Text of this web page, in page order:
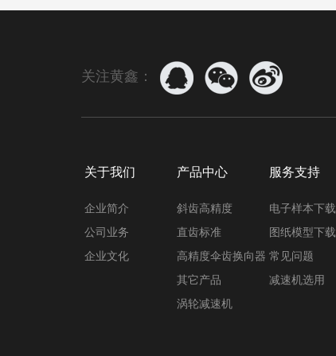
关注黄鑫：
关于我们
企业简介
公司业务
企业文化
产品中心
斜齿高精度
直齿标准
高精度伞齿换向器
其它产品
涡轮减速机
服务支持
电子样本下载
图纸模型下载
常见问题
减速机选用